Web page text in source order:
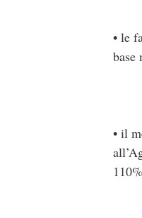
• le
base
• il